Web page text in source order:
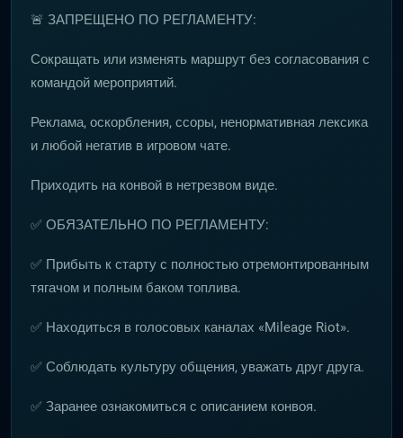
🚨 ЗАПРЕЩЕНО ПО РЕГЛАМЕНТУ:
Сокращать или изменять маршрут без согласования с
командой мероприятий.
Реклама, оскорбления, ссоры, ненормативная лексика
и любой негатив в игровом чате.
Приходить на конвой в нетрезвом виде.
✅ ОБЯЗАТЕЛЬНО ПО РЕГЛАМЕНТУ:
✅ Прибыть к старту с полностью отремонтированным
тягачом и полным баком топлива.
✅ Находиться в голосовых каналах «Mileage Riot».
✅ Соблюдать культуру общения, уважать друг друга.
✅ Заранее ознакомиться с описанием конвоя.